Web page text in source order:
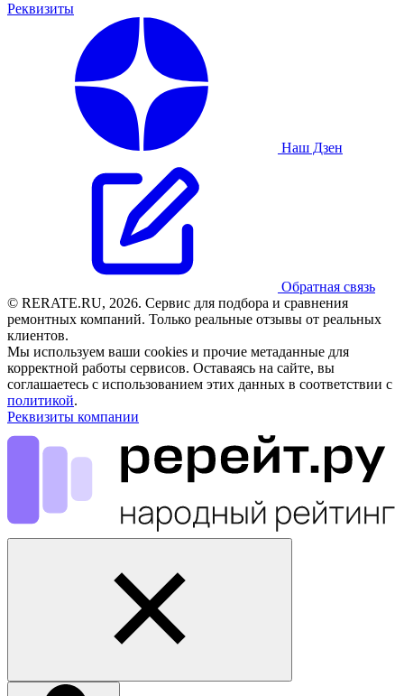
Реквизиты
Наш Дзен
Обратная связь
© RERATE.RU, 2026. Сервис для подбора и сравнения
ремонтных компаний. Только реальные отзывы от реальных
клиентов.
Мы используем ваши cookies и прочие метаданные для
корректной работы сервисов. Оставаясь на сайте, вы
соглашаетесь с использованием этих данных в соответствии с
политикой.
Реквизиты компании